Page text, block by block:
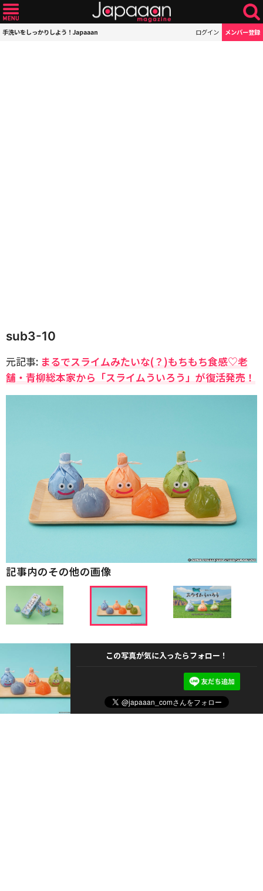
手洗いをしっかりしよう！Japaaan ログイン メンバー登録
sub3-10
元記事: まるでスライムみたいな(？)もちもち食感♡老
舗・青柳総本家から「スライムういろう」が復活発売！
記事内のその他の画像
この写真が気に入ったらフォロー！